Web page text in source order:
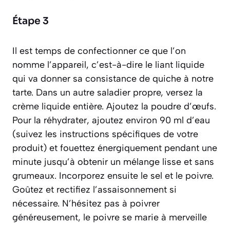
Étape 3
Il est temps de confectionner ce que l’on
nomme l’appareil, c’est-à-dire le liant liquide
qui va donner sa consistance de quiche à notre
tarte. Dans un autre saladier propre, versez la
crème liquide entière. Ajoutez la poudre d’œufs.
Pour la réhydrater, ajoutez environ 90 ml d’eau
(suivez les instructions spécifiques de votre
produit) et fouettez énergiquement pendant une
minute jusqu’à obtenir un mélange lisse et sans
grumeaux. Incorporez ensuite le sel et le poivre.
Goûtez et rectifiez l’assaisonnement si
nécessaire. N’hésitez pas à poivrer
généreusement, le poivre se marie à merveille